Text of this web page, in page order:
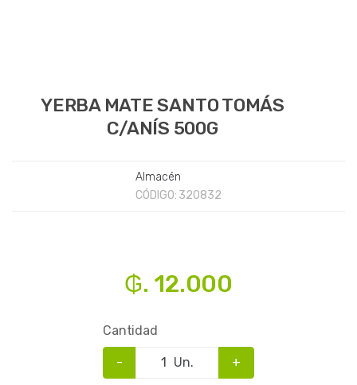
YERBA MATE SANTO TOMÁS
C/ANÍS 500G
Almacén
CÓDIGO: 320832
₲. 12.000
Cantidad
- Un. +